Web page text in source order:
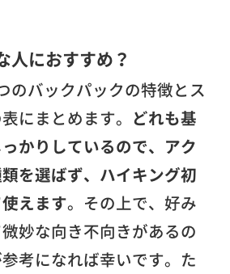
人におすすめ？
のバックパックの特徴とス
にまとめます。 どれも基
かりしているので、アク
を選ばず、ハイキング初
えます。その上で、好み
妙な向き不向きがあるの
考になれば幸いです。た